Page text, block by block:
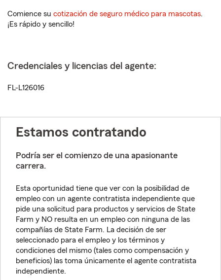
Comience su cotización de seguro médico para mascotas.
¡Es rápido y sencillo!
Credenciales y licencias del agente:
FL-L126016
Estamos contratando
Podría ser el comienzo de una apasionante
carrera.
Esta oportunidad tiene que ver con la posibilidad de
empleo con un agente contratista independiente que
pide una solicitud para productos y servicios de State
Farm y NO resulta en un empleo con ninguna de las
compañías de State Farm. La decisión de ser
seleccionado para el empleo y los términos y
condiciones del mismo (tales como compensación y
beneficios) las toma únicamente el agente contratista
independiente.